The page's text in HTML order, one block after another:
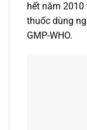
hết năm
thuốc dùng
GMP-WHO.